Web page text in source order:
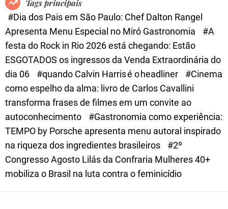
e
Tags principais
#Dia dos Pais em São Paulo: Chef Dalton Rangel
Apresenta Menu Especial no Miró Gastronomia
#A
festa do Rock in Rio 2026 está chegando: Estão
ESGOTADOS os ingressos da Venda Extraordinária do
dia 06
#quando Calvin Harris é o headliner
#Cinema
como espelho da alma: livro de Carlos Cavallini
transforma frases de filmes em um convite ao
autoconhecimento
#Gastronomia como experiência:
TEMPO by Porsche apresenta menu autoral inspirado
na riqueza dos ingredientes brasileiros
#2º
Congresso Agosto Lilás da Confraria Mulheres 40+
mobiliza o Brasil na luta contra o feminicídio